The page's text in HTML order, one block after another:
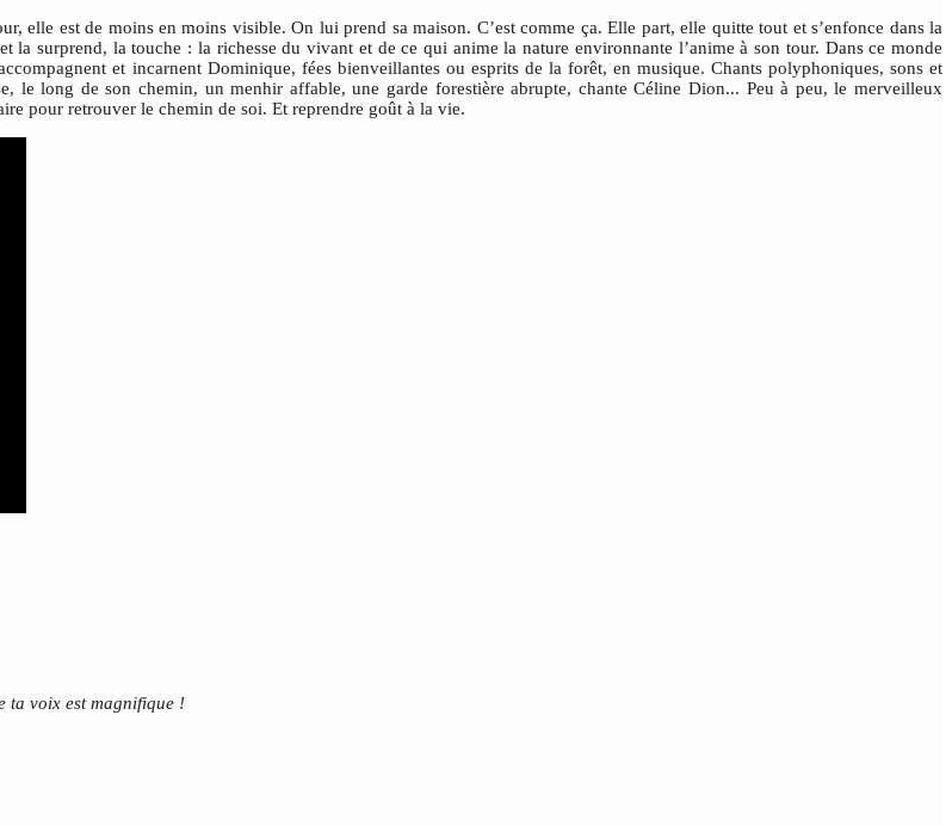
elle est de moins en moins visible. On lui prend sa maison. C’est comme ça. Elle part, elle quitte tout et s’enfonce dans la
surprend, la touche : la richesse du vivant et de ce qui anime la nature environnante l’anime à son tour. Dans ce monde
et incarnent Dominique, fées bienveillantes ou esprits de la forêt, en musique. Chants polyphoniques, sons et
le long de son chemin, un menhir affable, une garde forestière abrupte, chante Céline Dion... Peu à peu, le merveilleux
pour retrouver le chemin de soi. Et reprendre goût à la vie.
ta voix est magnifique !